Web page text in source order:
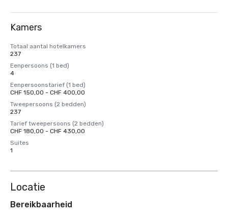
Kamers
Totaal aantal hotelkamers
237
Eenpersoons (1 bed)
4
Eenpersoonstarief (1 bed)
CHF 150,00 - CHF 400,00
Tweepersoons (2 bedden)
237
Tarief tweepersoons (2 bedden)
CHF 180,00 - CHF 430,00
Suites
1
Locatie
Bereikbaarheid